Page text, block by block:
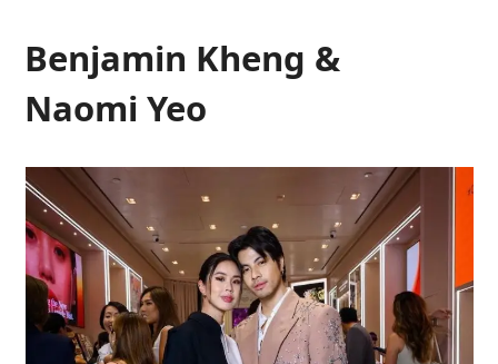
Benjamin Kheng &
Naomi Yeo